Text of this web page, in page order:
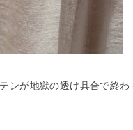
ンが地獄の透け具合で終わ